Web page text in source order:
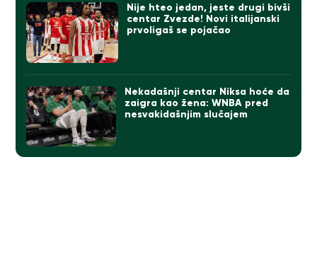
Nije hteo jedan, jeste drugi bivši
centar Zvezde! Novi italijanski
prvoligaš se pojačao
Nekadašnji centar Niksa hoće da
zaigra kao žena: WNBA pred
nesvakidašnjim slučajem